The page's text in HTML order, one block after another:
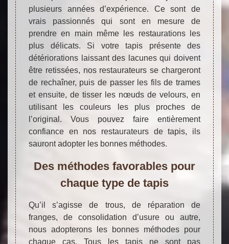
plusieurs années d’expérience. Ce sont de
vrais passionnés qui sont en mesure de
prendre en main même les restaurations les
plus délicats. Si votre tapis présente des
détériorations laissant des lacunes qui doivent
être retissées, nos restaurateurs se chargeront
de rechaîner, puis de passer les fils de trames
et ensuite, de tisser les nœuds de velours, en
utilisant les couleurs les plus proches de
l’original. Vous pouvez faire entièrement
confiance en nos restaurateurs de tapis, ils
sauront adopter les bonnes méthodes.
Des méthodes favorables pour
chaque type de tapis
Qu’il s’agisse de trous, de réparation de
franges, de consolidation d’usure ou autre,
nous adopterons les bonnes méthodes pour
chaque cas. Tous les tapis ne sont pas